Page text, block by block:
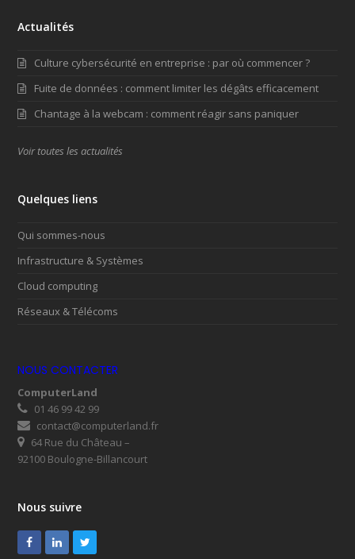
Actualités
Culture cybersécurité en entreprise : par où commencer ?
Fuite de données : comment limiter les dégâts efficacement
Chantage à la webcam : comment réagir sans paniquer
Voir toutes les actualités
Quelques liens
Qui sommes-nous
Infrastructure & Systèmes
Cloud computing
Réseaux & Télécoms
NOUS CONTACTER
ComputerLand
01 46 99 42 99
contact@computerland.fr
64 Rue du Château –
92100 Boulogne-Billancourt
Nous suivre
Facebook
LinkedInTwitter